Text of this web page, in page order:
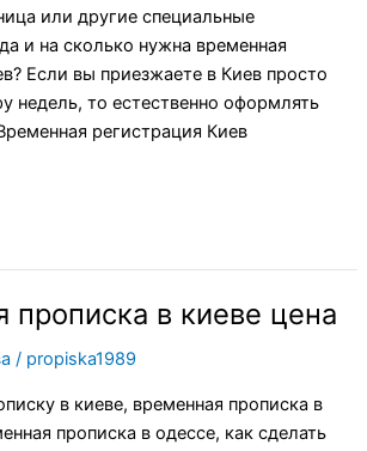
или другие специальные
и на сколько нужна временная
Если вы приезжаете в Киев просто
недель, то естественно оформлять
регистрация Киев
прописка в киеве цена
/ propiska1989
в киеве, временная прописка в
прописка в одессе, как сделать